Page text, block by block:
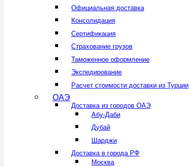
Официальная доставка
Консолидация
Сертификация
Страхование грузов
Таможенное оформление
Экспедирование
Расчет стоимости доставки из Турции
ОАЭ
Доставка из городов ОАЭ
Абу-Даби
Дубай
Шарджи
Доставка в города РФ
Москва